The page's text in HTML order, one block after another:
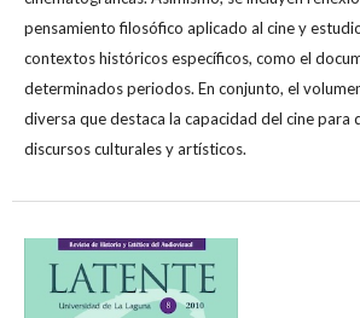
pensamiento filosófico aplicado al cine y
contextos históricos específicos, como el
determinados periodos. En conjunto, el
diversa que destaca la capacidad del cine para
discursos culturales y artísticos.